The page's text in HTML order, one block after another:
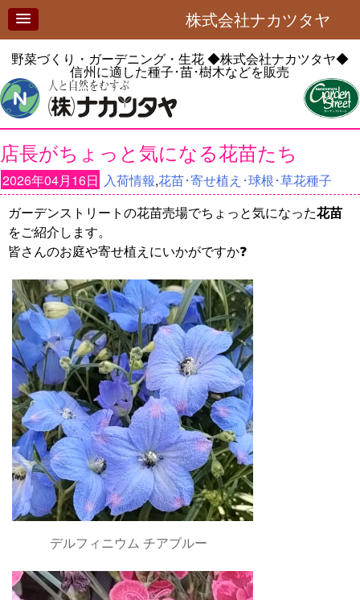
株式会社ナカツタヤ
野菜づくり・ガーデニング・生花◆株式会社ナカツタヤ◆
信州に適した種子･苗･樹木などを販売
店長がちょっと気になる花苗たち
2026年04月16日 入荷情報,花苗･寄せ植え･球根･草花種子
ガーデンストリートの花苗売場でちょっと気になった花苗
をご紹介します。
皆さんのお庭や寄せ植えにいかがですか❓
デルフィニウム チアブルー